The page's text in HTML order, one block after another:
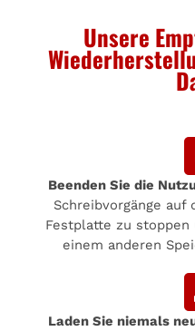
Unsere
Beenden Sie die
Schreibvorgänge
Festplatte zu stoppen
einem anderen
Laden Sie niemals